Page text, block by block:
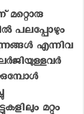
മറ്റൊരു
പലപ്പോഴും
എന്നിവ
മറ്റും